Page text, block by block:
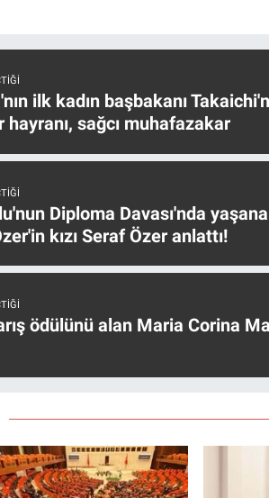
ilk kadın başbakanı
hayranı, sağcı muhafazakar
Diploma Davası'nda
kızı Seraf Özer anlattı!
ödülünü alan Maria Corina